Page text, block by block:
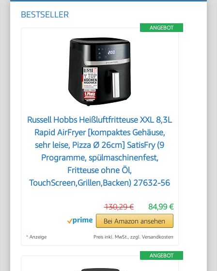
BESTSELLER
ANGEBOT
Russell Hobbs Heißluftfritteuse XXL 8,3L
Rapid AirFryer [kompaktes Gehäuse,
sehr leise, Pizza Ø 26cm] SatisFry (9
Programme, spülmaschinenfest,
Fritteuse ohne Öl,
TouchScreen,Grillen,Backen) 27632-56
84,99 €
130,29 €
Bei Amazon ansehen
* Anzeige Preis inkl. MwSt., zzgl. Versandkosten
ANGEBOT